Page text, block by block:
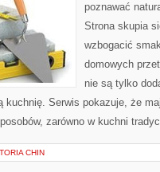
poznawać
Strona skupia
wzbogacić
domowych
nie są tylko
kuchnię. Serwis pokazuje, że
zarówno w kuchni
CHIN